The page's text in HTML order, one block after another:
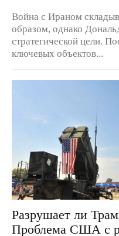
Война с Ираном
образом, однако
стратегической цели.
ключевых объектов...
Разрушает ли
Проблема США с